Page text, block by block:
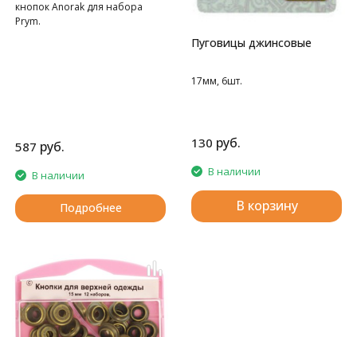
кнопок Anorak для набора
Prym.
587 руб.
В наличии
Подробнее
Пуговицы джинсовые
17мм, 6шт.
130 руб.
В наличии
В корзину